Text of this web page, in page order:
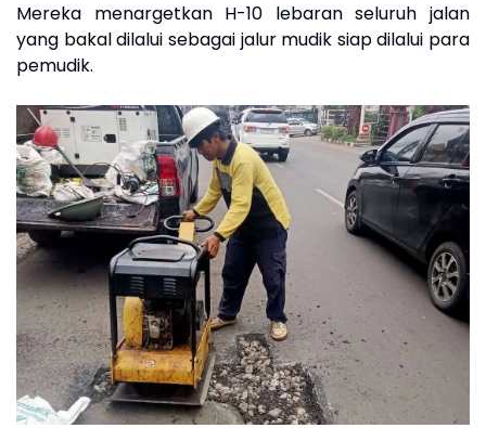
Mereka menargetkan H-10 lebaran seluruh jalan
yang bakal dilalui sebagai jalur mudik siap dilalui para
pemudik.